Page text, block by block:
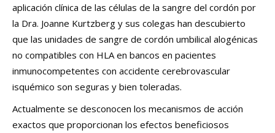
aplicación clínica de las células de la sangre del cordón por
la Dra. Joanne Kurtzberg y sus colegas han descubierto
que las unidades de sangre de cordón umbilical alogénicas
no compatibles con HLA en bancos en pacientes
inmunocompetentes con accidente cerebrovascular
isquémico son seguras y bien toleradas.
Actualmente se desconocen los mecanismos de acción
exactos que proporcionan los efectos beneficiosos